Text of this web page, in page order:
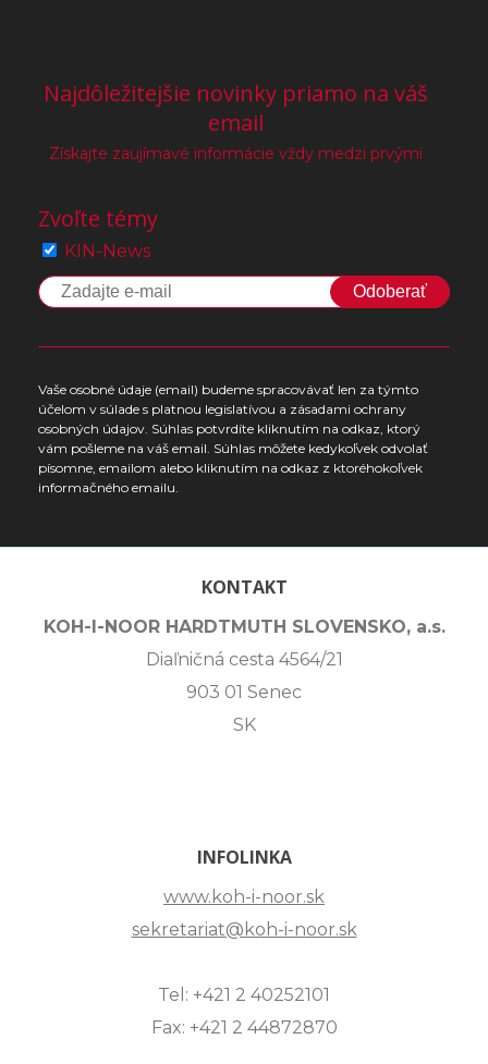
Najdôležitejšie novinky priamo na váš
email
Získajte zaujímavé informácie vždy medzi prvými
Zvoľte témy
KIN-News
Odoberať
Vaše osobné údaje (email) budeme spracovávať len za týmto
účelom v súlade s platnou legislatívou a zásadami ochrany
osobných údajov. Súhlas potvrdíte kliknutím na odkaz, ktorý
vám pošleme na váš email. Súhlas môžete kedykoľvek odvolať
písomne, emailom alebo kliknutím na odkaz z ktoréhokoľvek
informačného emailu.
KONTAKT
KOH-I-NOOR HARDTMUTH SLOVENSKO, a.s.
Diaľničná cesta 4564/21
903 01 Senec
SK
INFOLINKA
www.koh-i-noor.sk
sekretariat@koh-i-noor.sk
Tel: +421 2 40252101
Fax: +421 2 44872870